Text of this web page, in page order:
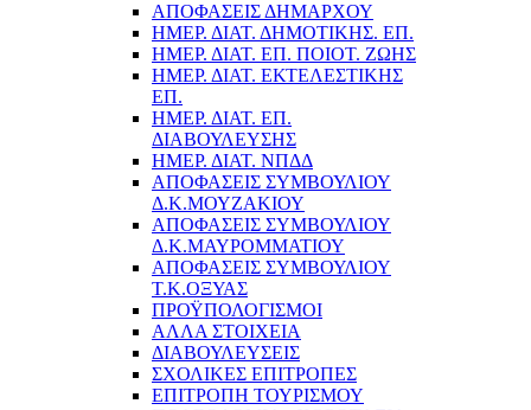
ΑΠΟΦΑΣΕΙΣ ΔΗΜΑΡΧΟΥ
ΗΜΕΡ. ΔΙΑΤ. ΔΗΜΟΤΙΚΗΣ. ΕΠ.
ΗΜΕΡ. ΔΙΑΤ. ΕΠ. ΠΟΙOΤ. ΖΩΗΣ
ΗΜΕΡ. ΔΙΑΤ. ΕΚΤΕΛΕΣΤΙΚΗΣ
ΕΠ.
ΗΜΕΡ. ΔΙΑΤ. ΕΠ.
ΔΙΑΒΟΥΛΕΥΣΗΣ
ΗΜΕΡ. ΔΙΑΤ. ΝΠΔΔ
ΑΠΟΦΑΣΕΙΣ ΣΥΜΒΟΥΛΙΟΥ
Δ.Κ.ΜΟΥΖΑΚΙΟΥ
ΑΠΟΦΑΣΕΙΣ ΣΥΜΒΟΥΛΙΟΥ
Δ.Κ.ΜΑΥΡΟΜΜΑΤΙΟΥ
ΑΠΟΦΑΣΕΙΣ ΣΥΜΒΟΥΛΙΟΥ
Τ.Κ.ΟΞΥΑΣ
ΠΡΟΫΠΟΛΟΓΙΣΜΟΙ
ΑΛΛΑ ΣΤΟΙΧΕΙΑ
ΔΙΑΒΟΥΛΕΥΣΕΙΣ
ΣΧΟΛΙΚΕΣ ΕΠΙΤΡΟΠΕΣ
ΕΠΙΤΡΟΠΗ ΤΟΥΡΙΣΜΟΥ